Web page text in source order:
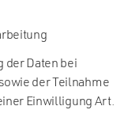
der Daten bei
der Teilnahme
Einwilligung Art.